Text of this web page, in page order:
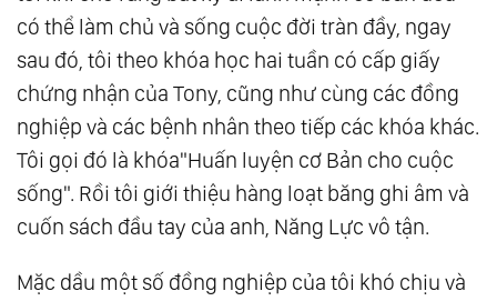
có thể làm chủ và sống cuộc đời tràn đầy, ngay
sau đó, tôi theo khóa học hai tuần có cấp giấy
chứng nhận của Tony, cũng như cùng các đồng
nghiệp và các bệnh nhân theo tiếp các khóa khác.
Tôi gọi đó là khóa"Huấn luyện cơ Bản cho cuộc
sống". Rồi tôi giới thiệu hàng loạt băng ghi âm và
cuốn sách đầu tay của anh, Năng Lực vô tận.
Mặc dầu một số đồng nghiệp của tôi khó chịu và